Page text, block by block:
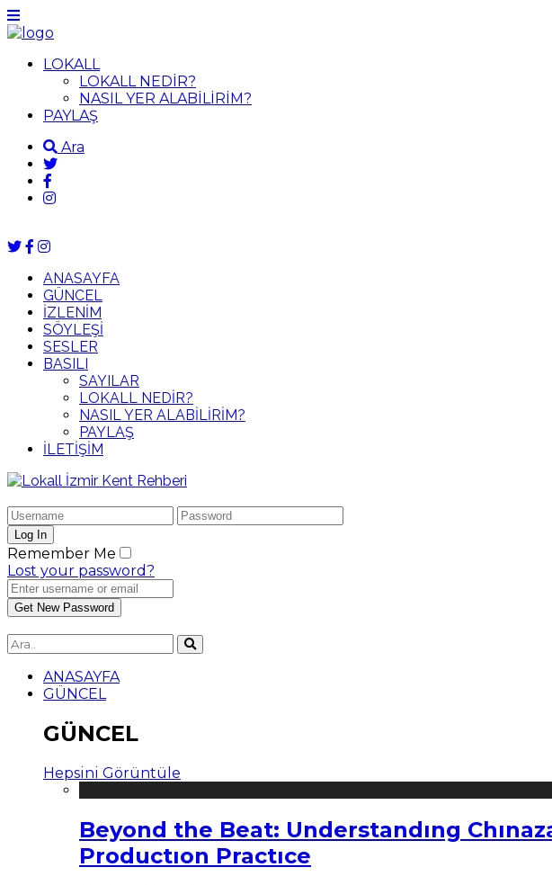
LOKALL
LOKALL NEDİR?
NASIL YER ALABİLİRİM?
PAYLAŞ
Ara
ANASAYFA
GÜNCEL
İZLENİM
SÖYLEŞİ
SESLER
BASILI
SAYILAR
LOKALL NEDİR?
NASIL YER ALABİLİRİM?
PAYLAŞ
İLETİŞİM
Remember Me
Lost your password?
ANASAYFA
GÜNCEL
GÜNCEL
Hepsini Görüntüle
Beyond the Beat: Understandıng
Productıon Practıce